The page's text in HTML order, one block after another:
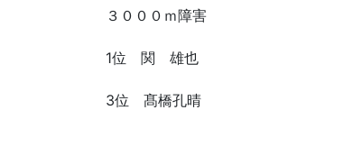
３０００ｍ障害
1位 関 雄也
3位 髙橋孔晴